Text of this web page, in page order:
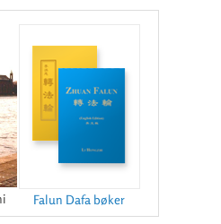
Falun Dafa bøker